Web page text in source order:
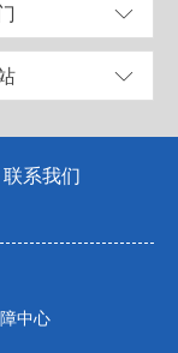
联系我们
中心